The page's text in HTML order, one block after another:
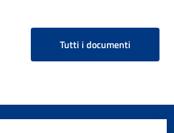
Tutti i documenti